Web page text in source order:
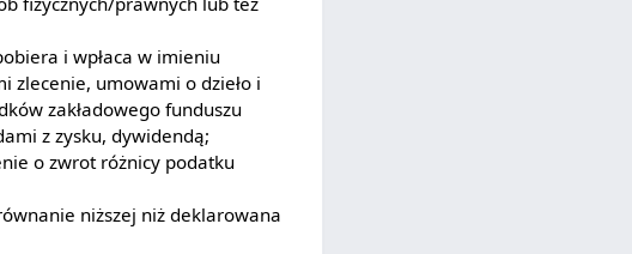
i wpłaca w imieniu
zlecenie, umowami o dzieło i
zakładowego funduszu
z zysku, dywidendą;
o zwrot różnicy podatku
niższej niż deklarowana